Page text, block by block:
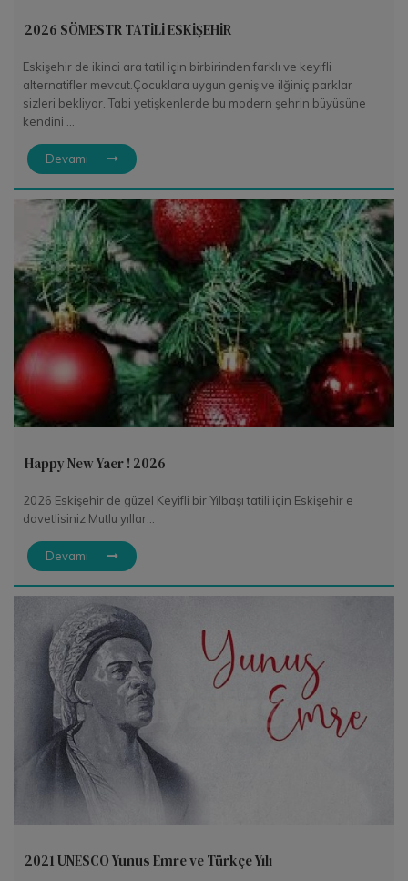
2026 SÖMESTR TATİLİ ESKİŞEHİR
Eskişehir de ikinci ara tatil için birbirinden farklı ve keyifli
alternatifler mevcut.Çocuklara uygun geniş ve ilğiniç parklar
sizleri bekliyor. Tabi yetişkenlerde bu modern şehrin büyüsüne
kendini ...
Devamı
Happy New Yaer ! 2026
2026 Eskişehir de güzel Keyifli bir Yılbaşı tatili için Eskişehir e
davetlisiniz Mutlu yıllar...
Devamı
2021 UNESCO Yunus Emre ve Türkçe Yılı